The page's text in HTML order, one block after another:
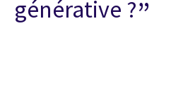
générative ?